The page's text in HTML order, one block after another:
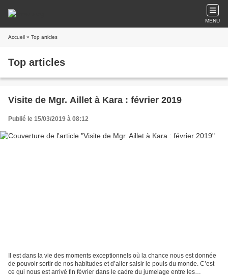
MENU
Accueil » Top articles
Top articles
Visite de Mgr. Aillet à Kara : février 2019
Publié le 15/03/2019 à 08:12
Il est dans la vie des moments exceptionnels où la chance nous est donnée
de pouvoir sortir de nos habitudes et d’aller saisir le pouls du monde. C’est
ce qui nous est arrivé fin février dans le cadre du jumelage entre les